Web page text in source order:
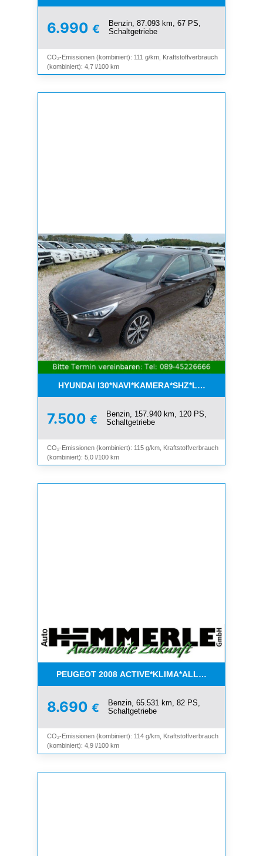
6.990 €
Benzin, 87.093 km, 67 PS,
Schaltgetriebe
CO₂-Emissionen (kombiniert): 111 g/km, Kraftstoffverbrauch
(kombiniert): 4,7 l/100 km
HYUNDAI
7.500 €
Benzin, 157.940 km, 120 PS,
Schaltgetriebe
CO₂-Emissionen (kombiniert): 115 g/km, Kraftstoffverbrauch
(kombiniert): 5,0 l/100 km
PEUGEOT 2008
8.690 €
Benzin, 65.531 km, 82 PS,
Schaltgetriebe
CO₂-Emissionen (kombiniert): 114 g/km, Kraftstoffverbrauch
(kombiniert): 4,9 l/100 km